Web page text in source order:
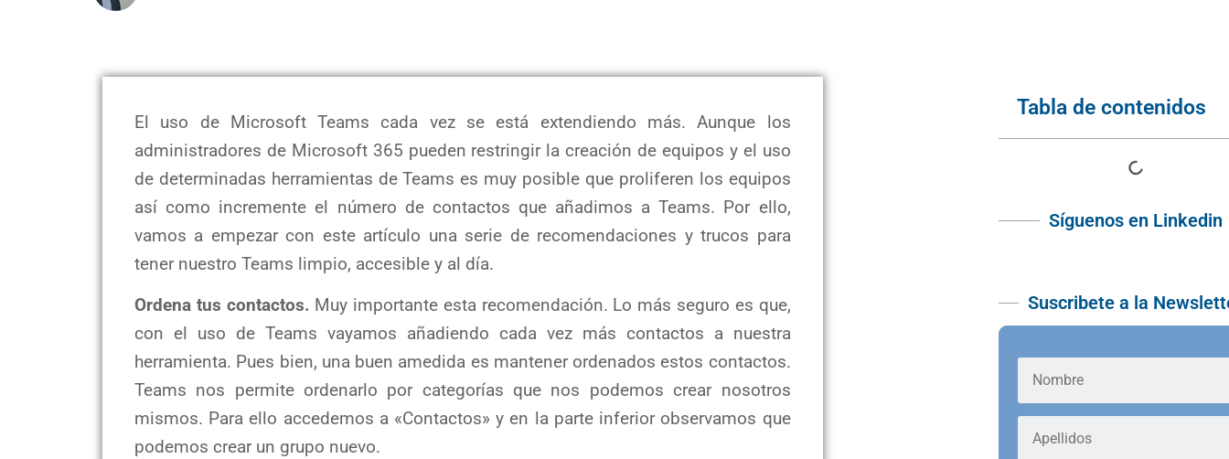
El uso de Microsoft Teams cada vez se está extendiendo más. Aunque los
administradores de Microsoft 365 pueden restringir la creación de equipos y el uso
de determinadas herramientas de Teams es muy posible que proliferen los equipos
así como incremente el número de contactos que añadimos a Teams. Por ello,
vamos a empezar con este artículo una serie de recomendaciones y trucos para
tener nuestro Teams limpio, accesible y al día.
Ordena tus contactos. Muy importante esta recomendación. Lo más seguro es que,
con el uso de Teams vayamos añadiendo cada vez más contactos a nuestra
herramienta. Pues bien, una buen amedida es mantener ordenados estos contactos.
Teams nos permite ordenarlo por categorías que nos podemos crear nosotros
mismos. Para ello accedemos a «Contactos» y en la parte inferior observamos que
podemos crear un grupo nuevo.
Tabla de contenidos
Síguenos en Linkedin
Suscribete a la